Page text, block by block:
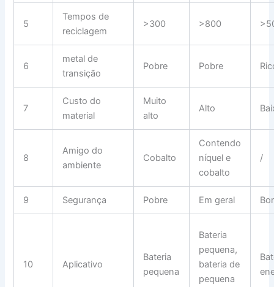
5
Tempos de
reciclagem
>300 >800
6
metal de
transição
Pobre Pobre
7
Custo do
material
Muito
alto
Alto
8
Amigo do
ambiente
Cobalto
Contendo
níquel e
cobalto
/
9 Segurança Pobre Em geral
10 Aplicativo
Bateria
pequena
Bateria
pequena,
bateria de
pequena